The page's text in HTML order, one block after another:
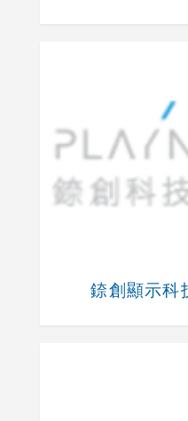
錼創顯示科